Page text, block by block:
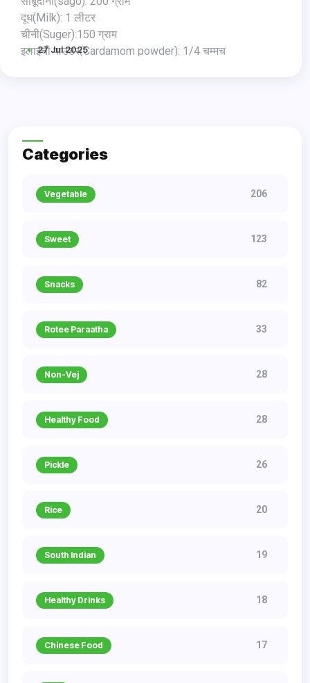
दूध(Milk): 1 लीटर
चीनी(Suger):150 ग्राम
इलाइची पाउडर(Cardamom powder): 1/4 चम्मच
27 Jul 2025
Categories
Vegetable 206
Sweet 123
Snacks 82
Rotee Paraatha 33
Non-Vej 28
Healthy Food 28
Pickle 26
Rice 20
South Indian 19
Healthy Drinks 18
Chinese Food 17